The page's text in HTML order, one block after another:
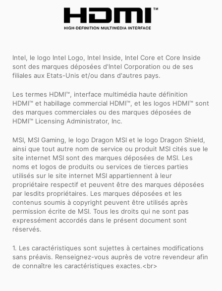
Intel, le logo Intel Logo, Intel Inside, Intel Core et Core Inside
sont des marques déposées d'Intel Corporation ou de ses
filiales aux Etats-Unis et/ou dans d'autres pays.
Les termes HDMI™, interface multimédia haute définition
HDMI™ et habillage commercial HDMI™, et les logos HDMI™ sont
des marques commerciales ou des marques déposées de
HDMI™ Licensing Administrator, Inc.
MSI, MSI Gaming, le logo Dragon MSI et le logo Dragon Shield,
ainsi que tout autre nom de service ou produit MSI cités sue le
site internet MSI sont des marques déposées de MSI. Les
noms et logos de produits ou services de tierces parties
utilisés sur le site internet MSI appartiennent à leur
propriétaire respectif et peuvent être des marques déposées
par lesdits propriétaires. Les marques déposées et les
contenus soumis à copyright peuvent être utilisés après
permission écrite de MSI. Tous les droits qui ne sont pas
expressément accordés dans le présent document sont
réservés.
1. Les caractéristiques sont sujettes à certaines modifications
sans préavis. Renseignez-vous auprès de votre revendeur afin
de connaître les caractéristiques exactes.<br>